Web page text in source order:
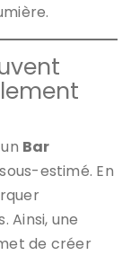
Bar
estimé. En
Ainsi, une
de créer